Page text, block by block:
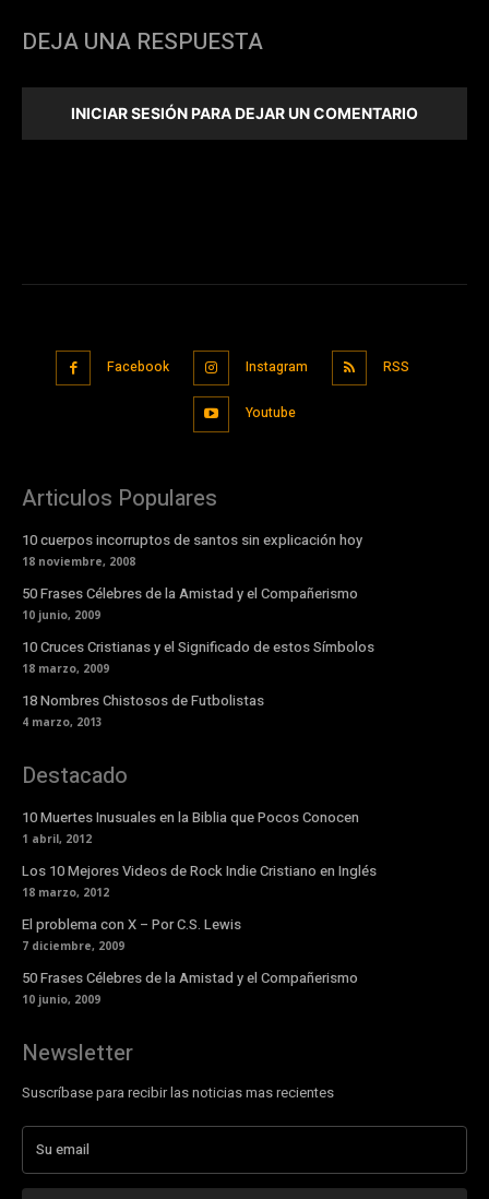
DEJA UNA RESPUESTA
INICIAR SESIÓN PARA DEJAR UN COMENTARIO
Facebook Instagram RSS
Youtube
Articulos Populares
10 cuerpos incorruptos de santos sin explicación hoy
18 noviembre, 2008
50 Frases Célebres de la Amistad y el Compañerismo
10 junio, 2009
10 Cruces Cristianas y el Significado de estos Símbolos
18 marzo, 2009
18 Nombres Chistosos de Futbolistas
4 marzo, 2013
Destacado
10 Muertes Inusuales en la Biblia que Pocos Conocen
1 abril, 2012
Los 10 Mejores Videos de Rock Indie Cristiano en Inglés
18 marzo, 2012
El problema con X – Por C.S. Lewis
7 diciembre, 2009
50 Frases Célebres de la Amistad y el Compañerismo
10 junio, 2009
Newsletter
Suscríbase para recibir las noticias mas recientes